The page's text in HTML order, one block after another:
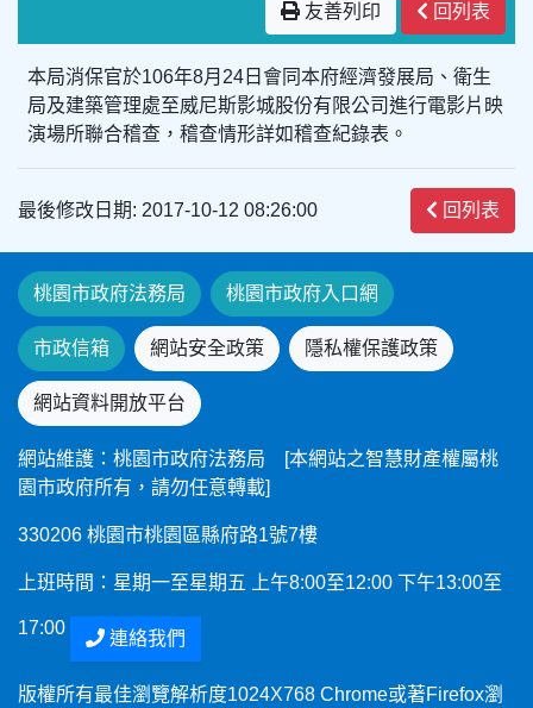
友善列印 回列表
本局消保官於106年8月24日會同本府經濟發展局、衛生
局及建築管理處至威尼斯影城股份有限公司進行電影片映
演場所聯合稽查，稽查情形詳如稽查紀錄表。
最後修改日期: 2017-10-12 08:26:00 回列表
桃園市政府法務局 桃園市政府入口網
市政信箱 網站安全政策 隱私權保護政策
網站資料開放平台
網站維護：桃園市政府法務局 [本網站之智慧財產權屬桃
園市政府所有，請勿任意轉載]
330206 桃園市桃園區縣府路1號7樓
上班時間：星期一至星期五 上午8:00至12:00 下午13:00至
17:00
連絡我們
版權所有最佳瀏覽解析度1024X768 Chrome或著Firefox瀏